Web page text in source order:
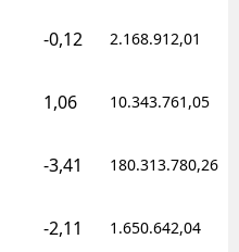
-0,12 2.168.912,01
1,06 10.343.761,05
-3,41 180.313.780,26
-2,11 1.650.642,04